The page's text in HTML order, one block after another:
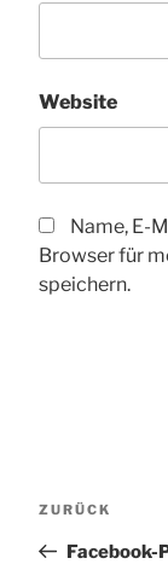
Website
Name, E-
Browser für
speichern.
Vorheriger
ZURÜCK
Facebook-